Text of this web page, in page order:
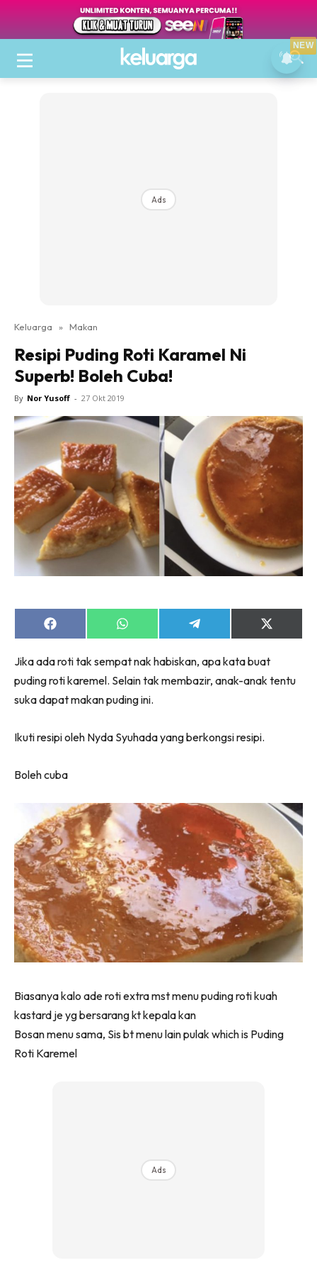
Ads
Keluarga » Makan
Resipi Puding Roti Karamel Ni
Superb! Boleh Cuba!
By Nor Yusoff - 27 Okt 2019
Share
on
Share
on
Share
on
Share
on
(Twitter)
Jika ada roti tak sempat nak habiskan, apa kata buat
puding roti karemel. Selain tak membazir, anak-anak tentu
suka dapat makan puding ini.
Ikuti resipi oleh Nyda Syuhada yang berkongsi resipi.
Boleh cuba
Biasanya kalo ade roti extra mst menu puding roti kuah
kastard je yg bersarang kt kepala kan
Bosan menu sama, Sis bt menu lain pulak which is Puding
Roti Karemel
Ads
NEW